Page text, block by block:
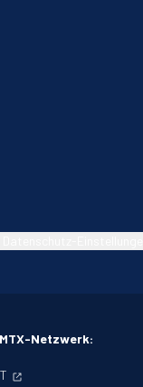
Netzwerk: